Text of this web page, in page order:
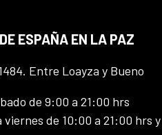
ESPAÑA EN LA PAZ
Entre Loayza y Bueno
de 9:00 a 21:00 hrs
de 10:00 a 21:00 hrs